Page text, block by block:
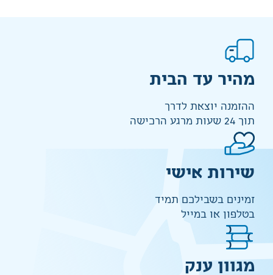
מהיר עד הבית
ההזמנה יוצאת לדרך
תוך 24 שעות מרגע הרכישה
שירות אישי
זמינים בשבילכם תמיד
בטלפון או במייל
מגוון ענק